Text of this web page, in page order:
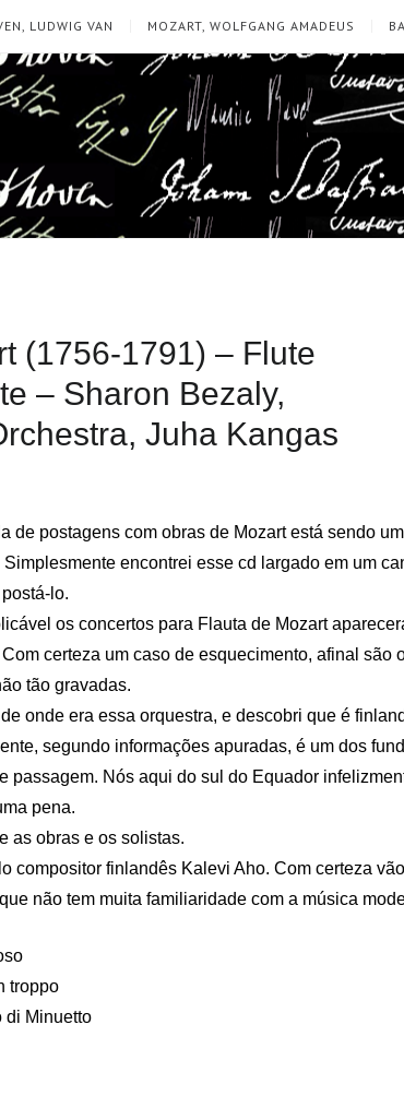
LUDWIG VAN MOZART, WOLFGANG AMADEUS
(1756-1791) – Flute
– Sharon Bezaly,
Juha Kangas
de postagens com obras de Mozart está sendo
encontrei esse cd largado em um
lo.
os concertos para Flauta de Mozart
certeza um caso de esquecimento, afinal são
tão gravadas.
onde era essa orquestra, e descobri que é
segundo informações apuradas, é um dos
passagem. Nós aqui do sul do Equador
pena.
as obras e os solistas.
compositor finlandês Kalevi Aho. Com certeza
não tem muita familiaridade com a música
troppo
di Minuetto